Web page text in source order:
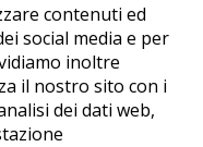
contenuti ed
social media e per
inoltre
il nostro sito con i
dei dati web,